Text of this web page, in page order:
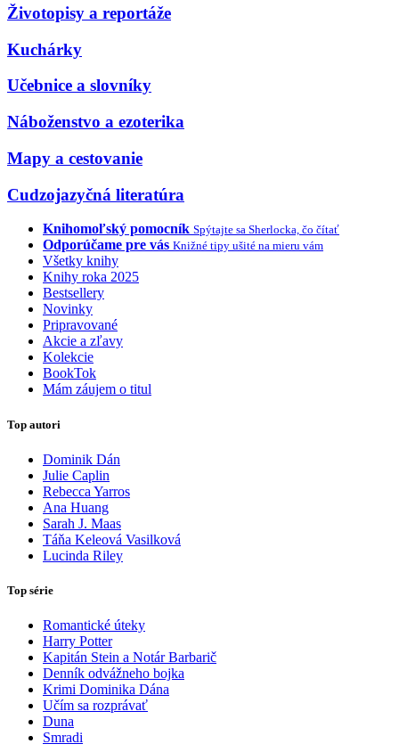
Životopisy a reportáže
Kuchárky
Učebnice a slovníky
Náboženstvo a ezoterika
Mapy a cestovanie
Cudzojazyčná literatúra
Knihomoľský pomocník Spýtajte sa Sherlocka, čo čítať
Odporúčame pre vás Knižné tipy ušité na mieru vám
Všetky knihy
Knihy roka 2025
Bestsellery
Novinky
Pripravované
Akcie a zľavy
Kolekcie
BookTok
Mám záujem o titul
Top autori
Dominik Dán
Julie Caplin
Rebecca Yarros
Ana Huang
Sarah J. Maas
Táňa Keleová Vasilková
Lucinda Riley
Top série
Romantické úteky
Harry Potter
Kapitán Stein a Notár Barbarič
Denník odvážneho bojka
Krimi Dominika Dána
Učím sa rozprávať
Duna
Smradi